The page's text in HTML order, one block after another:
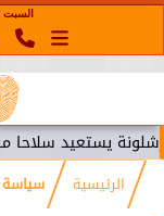
السبت
سلاحا مهما بعد
الرئيسية سياسة X سياسة